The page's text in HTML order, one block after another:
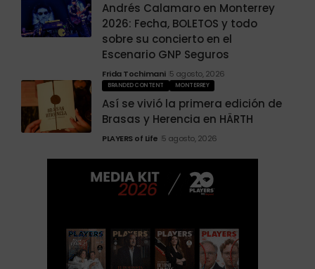
Andrés Calamaro en Monterrey
2026: Fecha, BOLETOS y todo
sobre su concierto en el
Escenario GNP Seguros
Frida Tochimani 5 agosto, 2026
BRANDED CONTENT MONTERREY
Así se vivió la primera edición de
Brasas y Herencia en HÄRTH
PLAYERS of Life 5 agosto, 2026